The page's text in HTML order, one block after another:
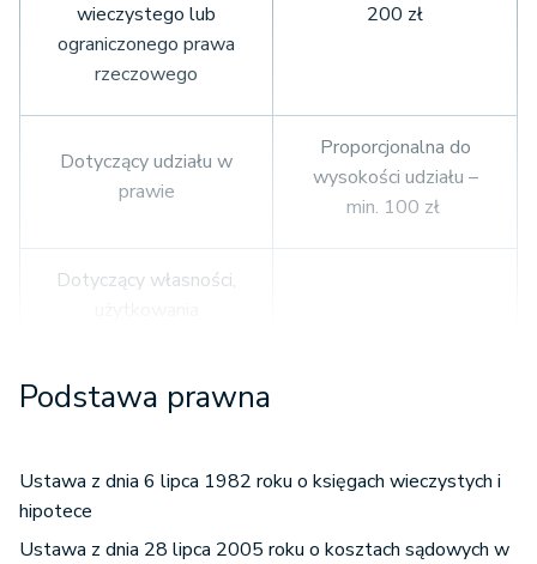
wieczystego lub
ograniczonego prawa
rzeczowego
200 zł
Dotyczący udziału w
prawie
Proporcjonalna do
wysokości udziału –
min. 100 zł
Dotyczący własności,
własnościowego
dziedziczenia, zapisu
lub działu spadku
albo zniesienia
Podstawa prawna
Ustawa z dnia 6 lipca 1982 roku o księgach wieczystych i
hipotece
Ustawa z dnia 28 lipca 2005 roku o kosztach sądowych w